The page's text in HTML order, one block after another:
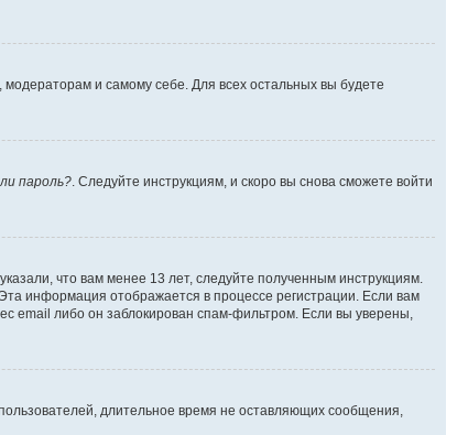
и самому себе. Для всех остальных вы будете
пароль?. Следуйте инструкциям, и скоро вы снова сможете войти
что вам менее 13 лет, следуйте полученным инструкциям.
информация отображается в процессе регистрации. Если вам
email либо он заблокирован спам-фильтром. Если вы уверены,
длительное время не оставляющих сообщения,